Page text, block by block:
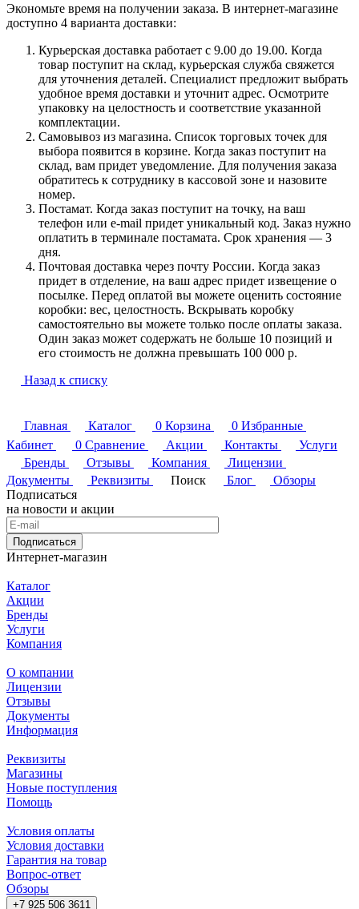
Экономьте время на получении заказа. В интернет-магазине
доступно 4 варианта доставки:
Курьерская доставка работает с 9.00 до 19.00. Когда
товар поступит на склад, курьерская служба свяжется
для уточнения деталей. Специалист предложит выбрать
удобное время доставки и уточнит адрес. Осмотрите
упаковку на целостность и соответствие указанной
комплектации.
Самовывоз из магазина. Список торговых точек для
выбора появится в корзине. Когда заказ поступит на
склад, вам придет уведомление. Для получения заказа
обратитесь к сотруднику в кассовой зоне и назовите
номер.
Постамат. Когда заказ поступит на точку, на ваш
телефон или e-mail придет уникальный код. Заказ нужно
оплатить в терминале постамата. Срок хранения — 3
дня.
Почтовая доставка через почту России. Когда заказ
придет в отделение, на ваш адрес придет извещение о
посылке. Перед оплатой вы можете оценить состояние
коробки: вес, целостность. Вскрывать коробку
самостоятельно вы можете только после оплаты заказа.
Один заказ может содержать не больше 10 позиций и
его стоимость не должна превышать 100 000 р.
Назад к списку
Главная Каталог 0 Корзина 0 Избранные
Кабинет
0 Сравнение Акции Контакты
Услуги
Бренды
Отзывы Компания
Лицензии
Документы
Реквизиты Поиск Блог
Обзоры
Подписаться
на новости и акции
Подписаться
Интернет-магазин
Каталог
Акции
Бренды
Услуги
Компания
О компании
Лицензии
Отзывы
Документы
Информация
Реквизиты
Магазины
Новые поступления
Помощь
Условия оплаты
Условия доставки
Гарантия на товар
Вопрос-ответ
Обзоры
+7 925 506 3611